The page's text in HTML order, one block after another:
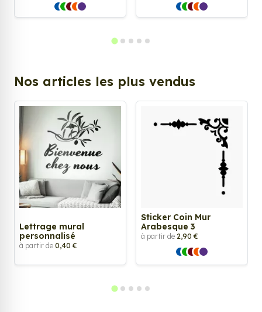
Nos articles les plus vendus
Lettrage mural
personnalisé
à partir de 0,40 €
Sticker Coin Mur
Arabesque 3
à partir de 2,90 €